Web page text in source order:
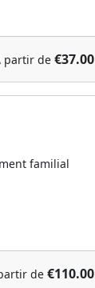
partir de €37.00
familial
de €110.00